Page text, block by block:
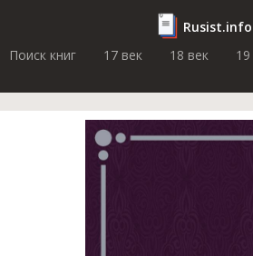
Rusist.info
Поиск книг
17 век 18 век